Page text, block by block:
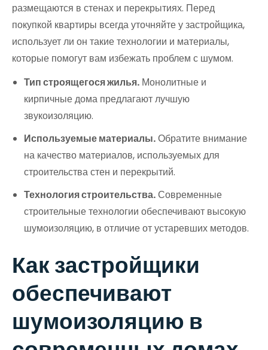
размещаются в стенах и перекрытиях. Перед
покупкой квартиры всегда уточняйте у застройщика,
использует ли он такие технологии и материалы,
которые помогут вам избежать проблем с шумом.
Тип строящегося жилья. Монолитные и
кирпичные дома предлагают лучшую
звукоизоляцию.
Используемые материалы.Обратите внимание
на качество материалов, используемых для
строительства стен и перекрытий.
Технология строительства.Современные
строительные технологии обеспечивают высокую
шумоизоляцию, в отличие от устаревших методов.
Как застройщики
обеспечивают
шумоизоляцию в